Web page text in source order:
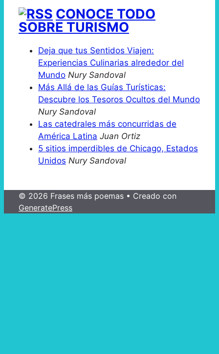
CONOCE TODO
SOBRE TURISMO
Deja que tus Sentidos Viajen:
Experiencias Culinarias alrededor del
Mundo Nury Sandoval
Más Allá de las Guías Turísticas:
Descubre los Tesoros Ocultos del Mundo
Nury Sandoval
Las catedrales más concurridas de
América Latina Juan Ortiz
5 sitios imperdibles de Chicago, Estados
Unidos Nury Sandoval
© 2026 Frases más poemas • Creado con
GeneratePress